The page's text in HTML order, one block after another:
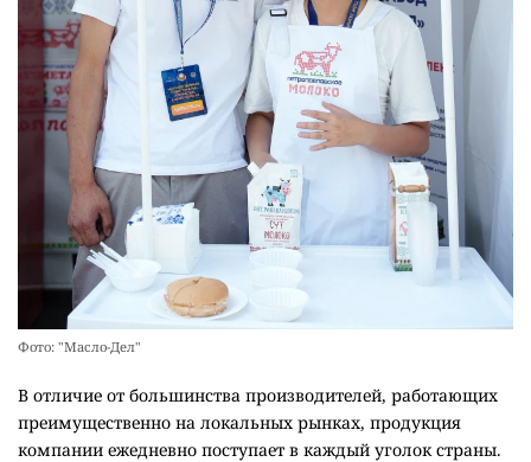
Фото: "Масло-Дел"
В отличие от большинства производителей, работающих
преимущественно на локальных рынках, продукция
компании ежедневно поступает в каждый уголок страны.